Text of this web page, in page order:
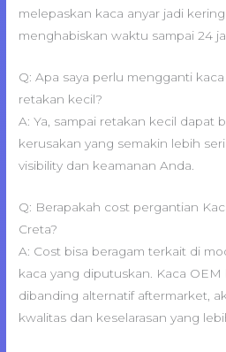
melepaskan kaca anyar jadi
menghabiskan waktu sampai 24
Q: Apa saya perlu mengganti
retakan kecil?
A: Ya, sampai retakan kecil dapat
kerusakan yang semakin lebih
visibility dan keamanan Anda.
Q: Berapakah cost pergantian
Creta?
A: Cost bisa beragam terkait di
kaca yang diputuskan. Kaca OEM
dibanding alternatif aftermarket,
kwalitas dan keselarasan yang